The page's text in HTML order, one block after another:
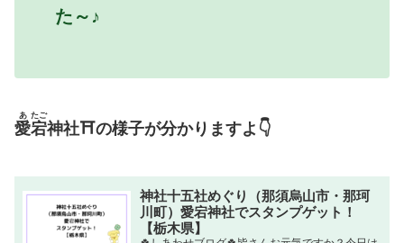
た～♪
愛
あ
宕
たご
神社⛩の様子が分かりますよ👇
神社十五社めぐり（那須烏山市・那珂
川町）愛宕神社でスタンプゲット！
【栃木県】